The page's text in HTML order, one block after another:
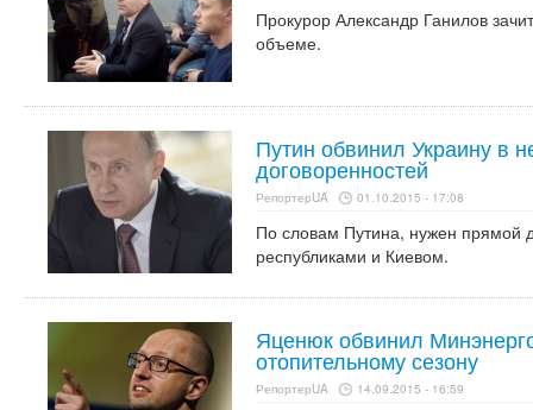
Прокурор Александр Ганилов
объеме.
Путин обвинил Украину в
договоренностей
РепортерUA 01.10.2015 - 17:08
По словам Путина, нужен прямой
республиками и Киевом.
Яценюк обвинил
отопительному сезону
РепортерUA 14.09.2015 - 16:59